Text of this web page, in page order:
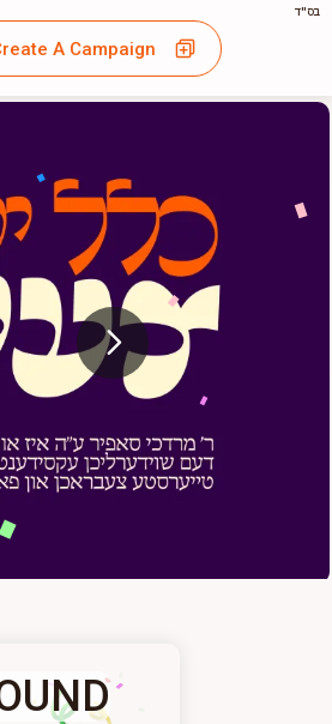
בס"ד
A Campaign